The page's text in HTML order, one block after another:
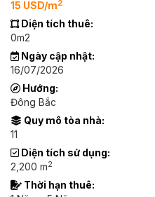
15 USD/m2
Diện tích thuê:
0m2
Ngày cập nhật:
16/07/2026
Hướng:
Đông Bắc
Quy mô tòa nhà:
11
Diện tích sử dụng:
2,200 m2
Thời hạn thuê: